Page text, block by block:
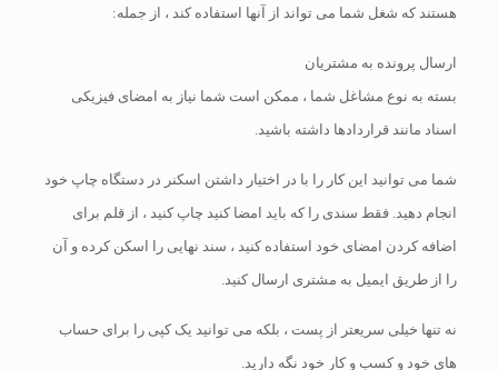
هستند که شغل شما می تواند از آنها استفاده کند ، از جمله:
ارسال پرونده به مشتریان
بسته به نوع مشاغل شما ، ممکن است شما نیاز به امضای فیزیکی
اسناد مانند قراردادها داشته باشید.
شما می توانید این کار را با در اختیار داشتن اسکنر در دستگاه چاپ خود
انجام دهید. فقط سندی را که باید امضا کنید چاپ کنید ، از قلم برای
اضافه کردن امضای خود استفاده کنید ، سند نهایی را اسکن کرده و آن
را از طریق ایمیل به مشتری ارسال کنید.
نه تنها خیلی سریعتر از پست ، بلکه می توانید یک کپی را برای حساب
های خود و کسب و کار خود نگه دارید.